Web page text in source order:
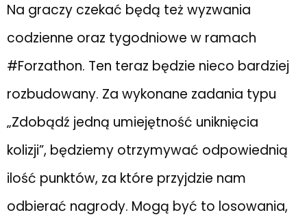
Na graczy czekać będą też wyzwania
codzienne oraz tygodniowe w ramach
#Forzathon. Ten teraz będzie nieco bardziej
rozbudowany. Za wykonane zadania typu
„Zdobądź jedną umiejętność uniknięcia
kolizji”, będziemy otrzymywać odpowiednią
ilość punktów, za które przyjdzie nam
odbierać nagrody. Mogą być to losowania,